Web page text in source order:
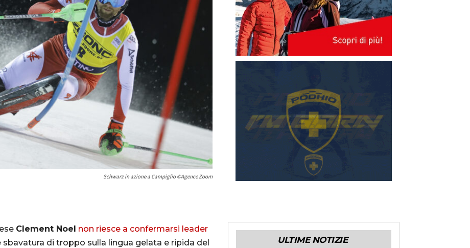
Schwarz in azione a Campiglio ©Agence Zoom
Clement Noel non riesce a confermarsi leader
sbavatura di troppo sulla lingua gelata e ripida del
ULTIME NOTIZIE